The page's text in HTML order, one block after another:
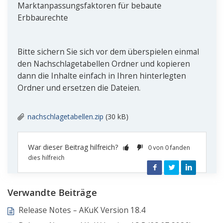
Marktanpassungsfaktoren für bebaute
Erbbaurechte
Bitte sichern Sie sich vor dem überspielen einmal
den Nachschlagetabellen Ordner und kopieren
dann die Inhalte einfach in Ihren hinterlegten
Ordner und ersetzen die Dateien.
nachschlagetabellen.zip (30 kB)
War dieser Beitrag hilfreich?
0 von 0 fanden
dies hilfreich
Verwandte Beiträge
Release Notes – AKuK Version 18.4